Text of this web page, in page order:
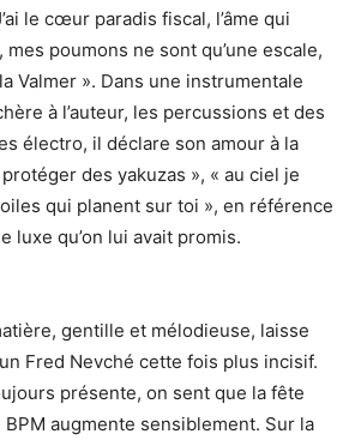
le cœur paradis fiscal, l’âme qui
poumons ne sont qu’une escale,
Valmer ». Dans une instrumentale
à l’auteur, les percussions et des
électro, il déclare son amour à la
des yakuzas », « au ciel je
qui planent sur toi », en référence
luxe qu’on lui avait promis.
gentille et mélodieuse, laisse
Fred Nevché cette fois plus incisif.
présente, on sent que la fête
BPM augmente sensiblement. Sur la